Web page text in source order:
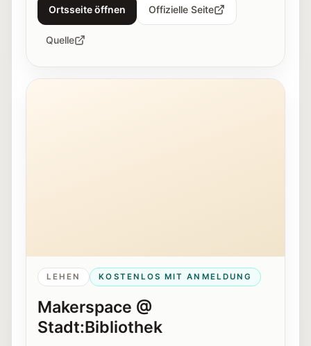
Ortsseite öffnen Offizielle Seite
Quelle
Jugendliche arbeiten beim Makerspace @
LEHEN KOSTENLOS MIT ANMELDUNG
Makerspace @
Stadt:Bibliothek